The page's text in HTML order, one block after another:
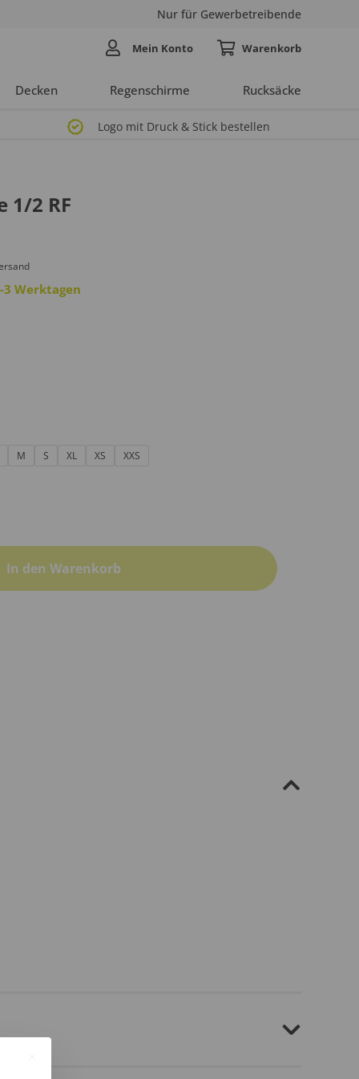
Nur für Gewerbetreibende
Decken Regenschirme Rucksäcke
Mein Konto
Logo mit Druck & Stick bestellen
1/2 RF
Werktagen
M S XL XS XXS
In den Warenkorb